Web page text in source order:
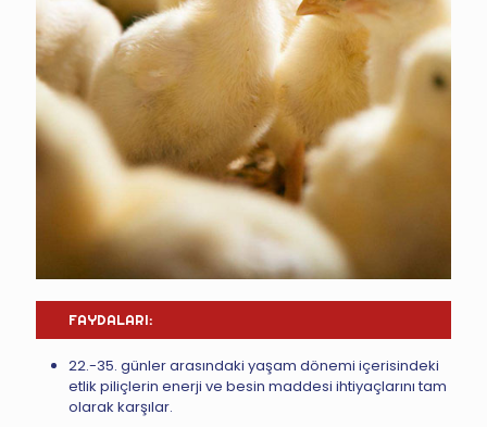
FAYDALARI:
22.-35. günler arasındaki yaşam dönemi içerisindeki
etlik piliçlerin enerji ve besin maddesi ihtiyaçlarını tam
olarak karşılar.